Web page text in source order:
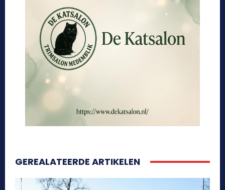
GEREALATEERDE ARTIKELEN